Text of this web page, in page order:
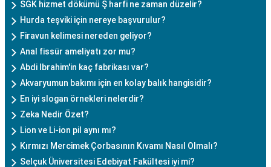
SGK hizmet dökümü Ş harfi ne zaman düzelir?
Hurda teşviki için nereye başvurulur?
Firavun kelimesi nereden geliyor?
Anal fissür ameliyatı zor mu?
Abdi Ibrahim'in kaç fabrikası var?
Akvaryumun bakımı için en kolay balık hangisidir?
En iyi slogan örnekleri nelerdir?
Zeka Nedir Özet?
Lion ve Li-ion pil aynı mı?
Kırmızı Mercimek Çorbasının Kıvamı Nasıl Olmalı?
Selçuk Üniversitesi Edebiyat Fakültesi iyi mi?